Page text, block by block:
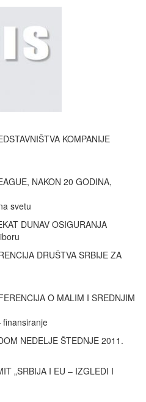
KOMPANIJE
NAKON 20 GODINA,
svetu
DUNAV OSIGURANJA
DRUŠTVA SRBIJE ZA
O MALIM I SREDNJIM
finansiranje
NEDELJE ŠTEDNJE 2011.
„SRBIJA I EU – IZGLEDI I